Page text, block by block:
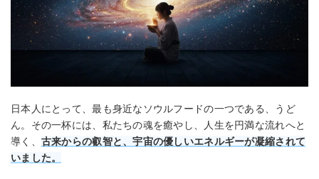
日本人にとって、最も身近なソウルフードの一つである、うど
ん。その一杯には、私たちの魂を癒やし、人生を円満な流れへと
導く、 古来からの叡智と、宇宙の優しいエネルギーが凝縮されて
いました。